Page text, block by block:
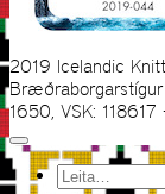
2019 Icelandic
Bræðraborgarstígur
1650, VSK: 118617
Leita